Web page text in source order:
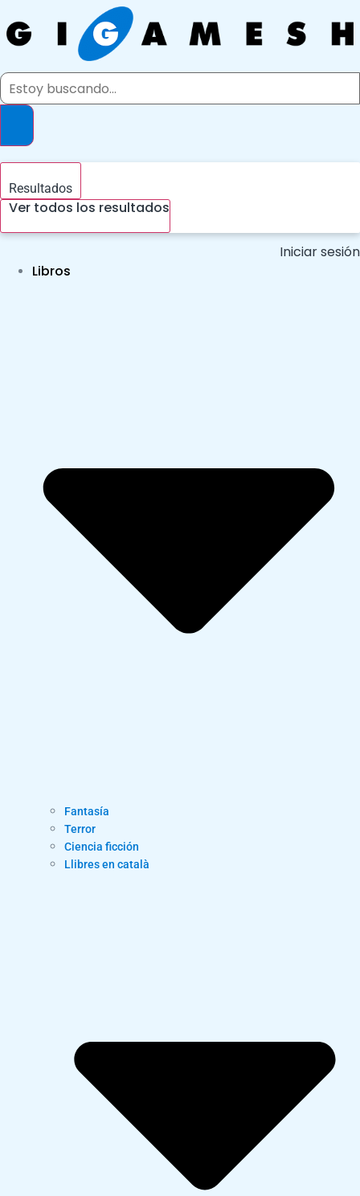
al
contenido
Search
Resultados
Ver todos los resultados
Iniciar sesión
Libros
Fantasía
Terror
Ciencia ficción
Llibres en català